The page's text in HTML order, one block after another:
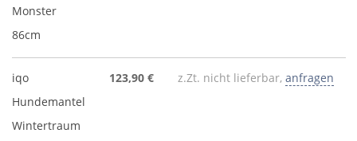
Monster
86cm
iqo
Hundemantel
Wintertraum
123,90 € z.Zt. nicht lieferbar, anfragen